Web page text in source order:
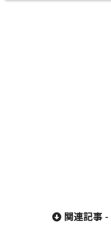
関連記事 -